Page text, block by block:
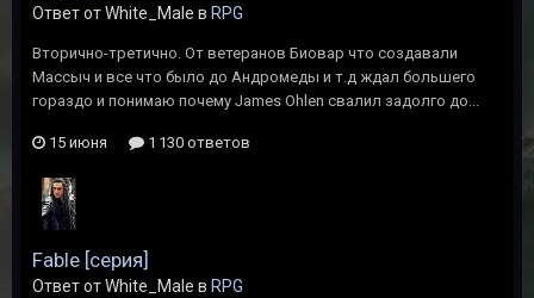
Ответ от White_Male в RPG
Вторично-третично. От ветеранов Биовар что создавали
Массыч и все что было до Андромеды и т.д ждал большего
гораздо и понимаю почему James Ohlen свалил задолго до...
15 июня 1 130 ответов
Fable [серия]
Ответ от White_Male в RPG